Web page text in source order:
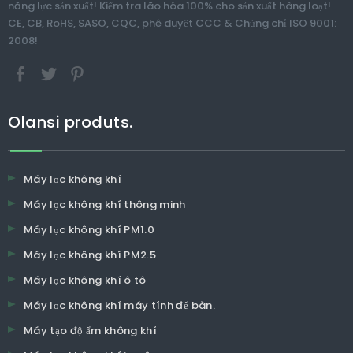
năng lực sản xuất! Kiểm tra lão hóa 100% cho sản xuất hàng loạt!
CE, CB, RoHS, SASO, CQC, phê duyệt CCC & Chứng chỉ ISO 9001:
2008!
Olansi produts.
Máy lọc không khí
Máy lọc không khí thông minh
Máy lọc không khí PM1.0
Máy lọc không khí PM2.5
Máy lọc không khí ô tô
Máy lọc không khí máy tính để bàn.
Máy tạo độ ẩm không khí